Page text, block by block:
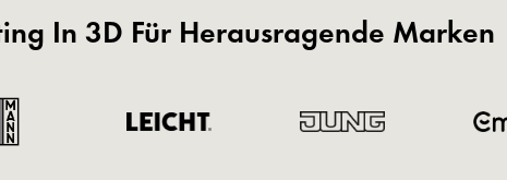
In 3D Für Herausragende Marken